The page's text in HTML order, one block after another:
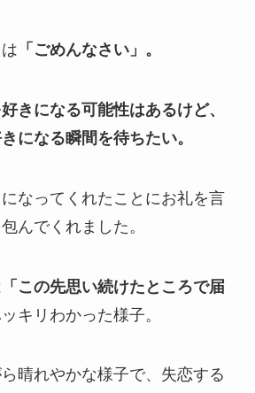
「ごめんなさい」。
好きになる可能性はあるけど、
になる瞬間を待ちたい。
なってくれたことにお礼を言
んでくれました。
「この先思い続けたところで届
キリわかった様子。
晴れやかな様子で、失恋する